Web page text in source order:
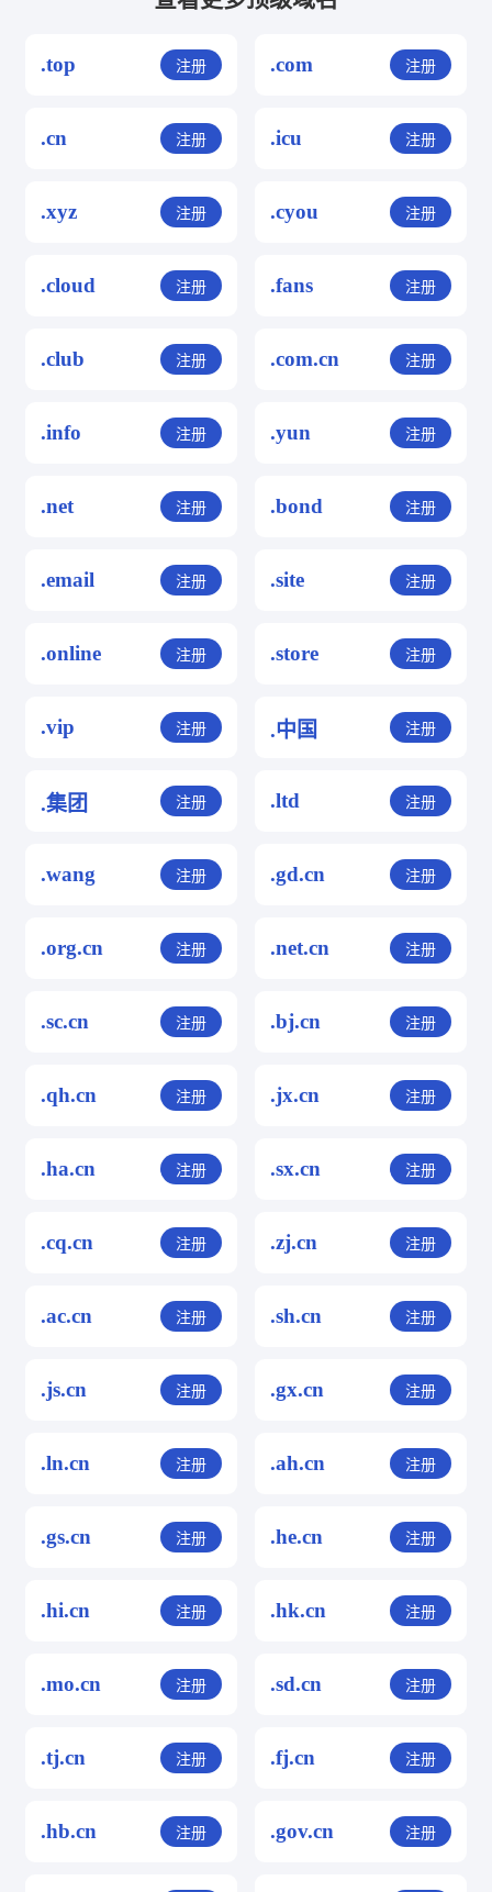
.top 注册 .com 注册
.cn 注册 .icu 注册
.xyz 注册 .cyou 注册
.cloud 注册 .fans 注册
.club 注册 .com.cn 注册
.info 注册 .yun 注册
.net 注册 .bond 注册
.email 注册 .site 注册
.online 注册 .store 注册
.vip 注册 .中国 注册
.集团 注册 .ltd 注册
.wang 注册 .gd.cn 注册
.org.cn 注册 .net.cn 注册
.sc.cn 注册 .bj.cn 注册
.qh.cn 注册 .jx.cn 注册
.ha.cn 注册 .sx.cn 注册
.cq.cn 注册 .zj.cn 注册
.ac.cn 注册 .sh.cn 注册
.js.cn 注册 .gx.cn 注册
.ln.cn 注册 .ah.cn 注册
.gs.cn 注册 .he.cn 注册
.hi.cn 注册 .hk.cn 注册
.mo.cn 注册 .sd.cn 注册
.tj.cn 注册 .fj.cn 注册
.hb.cn 注册 .gov.cn 注册